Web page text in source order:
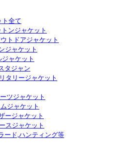
ト全て
ンジャケット
トドアジャケット
ジャケット
ャケット
タジャン
タリージャケット
ツジャケット
ジャケット
ージャケット
スジャケット
ード,ハンティング等